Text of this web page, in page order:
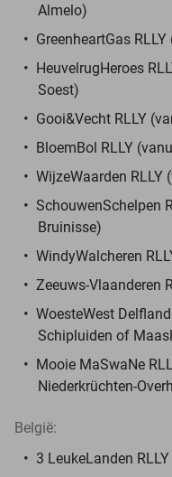
Almelo)
GreenheartGas
HeuvelrugHeroes
Soest)
Gooi&Vecht RLLY
BloemBol RLLY
WijzeWaarden
SchouwenSchelpen
Bruinisse)
WindyWalcheren
Zeeuws-Vlaanderen
WoesteWest
Schipluiden of
Mooie MaSwaNe
Niederkrüchten-
België:
3 LeukeLanden